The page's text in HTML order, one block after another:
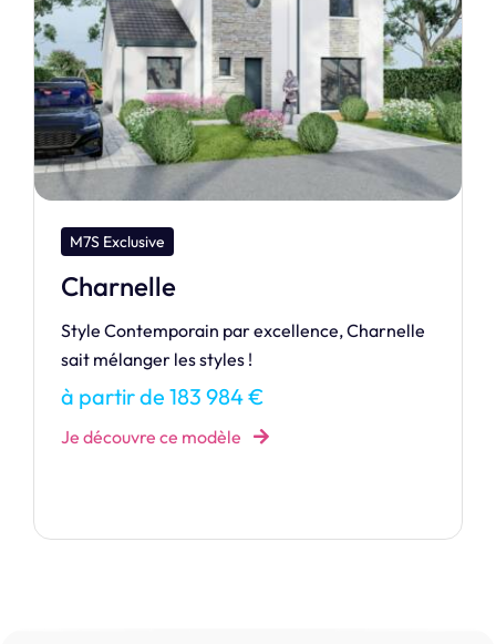
M7S Dream
Huahine 80
Apprenez à découvrir l’étonnante maison
HUAHINE, modèle dédié aux petits budgets.
à partir de 129 883 €
Je découvre ce modèle